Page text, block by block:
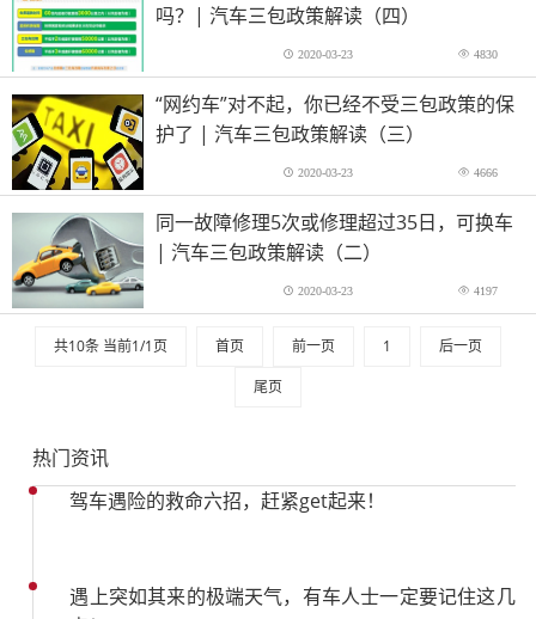
吗？| 汽车三包政策解读（四）
2020-03-23 4830
“网约车”对不起，你已经不受三包政策的保
护了 | 汽车三包政策解读（三）
2020-03-23 4666
同一故障修理5次或修理超过35日，可换车
| 汽车三包政策解读（二）
2020-03-23 4197
共10条 当前1/1页 首页 前一页 1
后一页
尾页
热门资讯
驾车遇险的救命六招，赶紧get起来！
遇上突如其来的极端天气，有车人士一定要记住这几